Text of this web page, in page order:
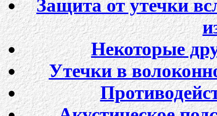
Защита от утечки
Некоторые
Утечки в